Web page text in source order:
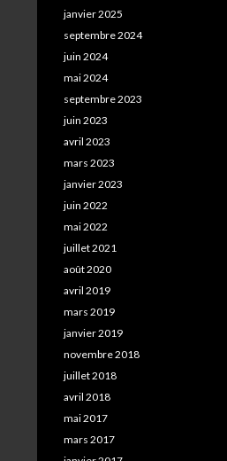
janvier 2025
septembre 2024
juin 2024
mai 2024
septembre 2023
juin 2023
avril 2023
mars 2023
janvier 2023
juin 2022
mai 2022
juillet 2021
août 2020
avril 2019
mars 2019
janvier 2019
novembre 2018
juillet 2018
avril 2018
mai 2017
mars 2017